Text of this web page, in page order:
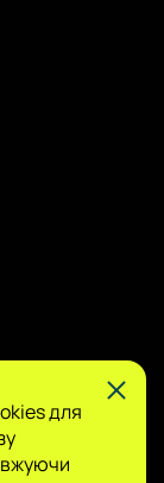
характер.
редакція не
для